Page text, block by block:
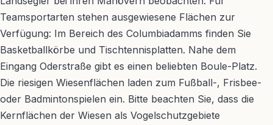
Teamsportarten stehen ausgewiesene Flächen zur
Verfügung: Im Bereich des Columbiadamms finden Sie
Basketballkörbe und Tischtennisplatten. Nahe dem
Eingang Oderstraße gibt es einen beliebten Boule-Platz.
Die riesigen Wiesenflächen laden zum Fußball-, Frisbee-
oder Badmintonspielen ein. Bitte beachten Sie, dass die
Kernflächen der Wiesen als Vogelschutzgebiete